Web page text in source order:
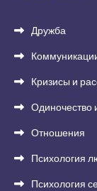
Дружба
Кризисы и
Одиночество
Отношения
Психология
Психология